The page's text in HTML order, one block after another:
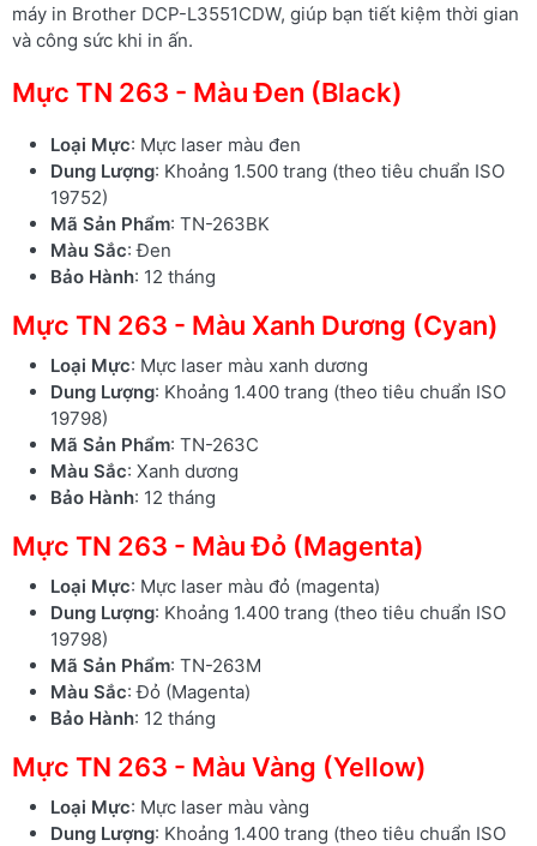
máy in Brother DCP-L3551CDW, giúp bạn tiết kiệm thời gian
và công sức khi in ấn.
Mực TN 263 - Màu Đen (Black)
Loại Mực: Mực laser màu đen
Dung Lượng: Khoảng 1.500 trang (theo tiêu chuẩn ISO
19752)
Mã Sản Phẩm: TN-263BK
Màu Sắc: Đen
Bảo Hành: 12 tháng
Mực TN 263 - Màu Xanh Dương (Cyan)
Loại Mực: Mực laser màu xanh dương
Dung Lượng: Khoảng 1.400 trang (theo tiêu chuẩn ISO
19798)
Mã Sản Phẩm: TN-263C
Màu Sắc: Xanh dương
Bảo Hành: 12 tháng
Mực TN 263 - Màu Đỏ (Magenta)
Loại Mực: Mực laser màu đỏ (magenta)
Dung Lượng: Khoảng 1.400 trang (theo tiêu chuẩn ISO
19798)
Mã Sản Phẩm: TN-263M
Màu Sắc: Đỏ (Magenta)
Bảo Hành: 12 tháng
Mực TN 263 - Màu Vàng (Yellow)
Loại Mực: Mực laser màu vàng
Dung Lượng: Khoảng 1.400 trang (theo tiêu chuẩn ISO